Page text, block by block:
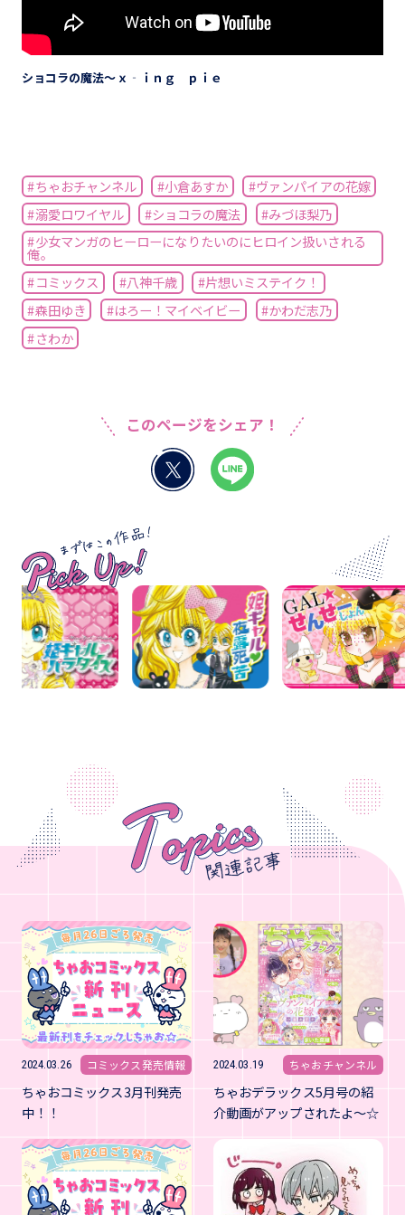
ショコラの魔法～ｘ‐ｉｎｇ ｐｉｅ
#ちゃおチャンネル #小倉あすか
#ヴァンパイアの花嫁
#溺愛ロワイヤル
#ショコラの魔法
#みづほ梨乃
#少女マンガのヒーローになりたいのにヒロイン扱いされる
俺。
#コミックス
#八神千歳
#片想いミステイク！
#森田ゆき
#はろー！マイベイビー
#かわだ志乃
#さわか
このページをシェア！
2024.03.26 コミックス発売情報
ちゃおコミックス3月刊発売
中！！
2024.03.19 ちゃおチャンネル
ちゃおデラックス5月号の紹
介動画がアップされたよ～☆